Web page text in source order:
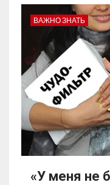
ВАЖНО ЗНАТЬ
«У меня не